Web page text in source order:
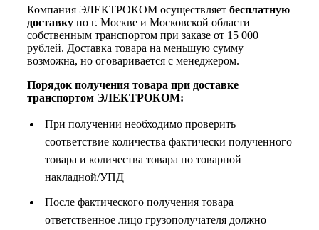
Компания ЭЛЕКТРОКОМ осуществляет бесплатную
доставку по г. Москве и Московской области
собственным транспортом при заказе от 15 000
рублей. Доставка товара на меньшую сумму
возможна, но оговаривается с менеджером.
Порядок получения товара при доставке
транспортом ЭЛЕКТРОКОМ:
При получении необходимо проверить
соответствие количества фактически полученного
товара и количества товара по товарной
накладной/УПД
После фактического получения товара
ответственное лицо грузополучателя должно